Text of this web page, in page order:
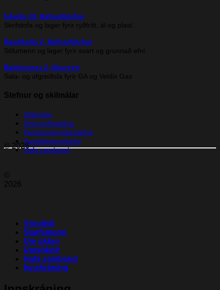
Íshella 10, Hafnarfjörður
Skrifstofa og lager fyrir ryðfrítt, ál og plast.
Rauðhella 2, Hafnarfjörður
Sölumenn og lager fyrir svart og grunnað efni.
Baldursnes 2, Akureyri
Sala- og afgreiðsla fyrir GA og Veldix Gas
Stefnur og skilmálar
Skilmálar
Umhverfisstefna
Persónuverndarstefna
Samfélagsverkefni
Hafa samband
© 2026
©
2026
Vörulisti
Starfsmenn
Um okkur
Umsóknir
Hafa samband
Innskráning